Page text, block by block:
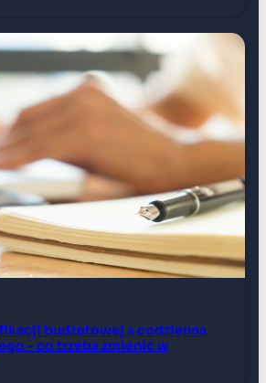
budżetowej a codzienna
– co trzeba zmienić w